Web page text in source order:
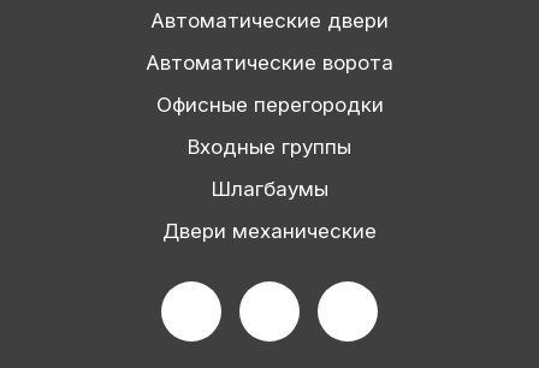
Автоматические двери
Автоматические ворота
Офисные перегородки
Входные группы
Шлагбаумы
Двери механические